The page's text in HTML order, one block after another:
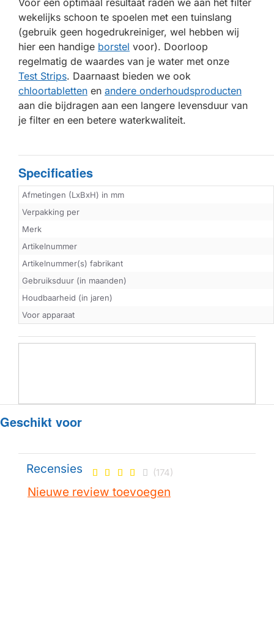
wekelijks schoon te spoelen met een tuinslang
(gebruik geen hogedrukreiniger, wel hebben wij
hier een handige borstel voor). Doorloop
regelmatig de waardes van je water met onze
Test Strips. Daarnaast bieden we ook
chloortabletten en andere onderhoudsproducten
aan die bijdragen aan een langere levensduur van
je filter en een betere waterkwaliteit.
Specificaties
Afmetingen (LxBxH) in mm
Verpakking per
Merk
Artikelnummer
Artikelnummer(s) fabrikant
Gebruiksduur (in maanden)
Houdbaarheid (in jaren)
Voor apparaat
Geschikt voor
Recensies (174)
Nieuwe review toevoegen